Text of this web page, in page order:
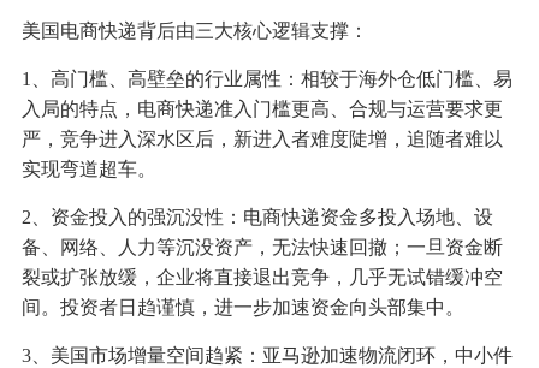
美国电商快递背后由三大核心逻辑支撑：
1、高门槛、高壁垒的行业属性：相较于海外仓低门槛、易
入局的特点，电商快递准入门槛更高、合规与运营要求更
严，竞争进入深水区后，新进入者难度陡增，追随者难以
实现弯道超车。
2、资金投入的强沉没性：电商快递资金多投入场地、设
备、网络、人力等沉没资产，无法快速回撤；一旦资金断
裂或扩张放缓，企业将直接退出竞争，几乎无试错缓冲空
间。投资者日趋谨慎，进一步加速资金向头部集中。
3、美国市场增量空间趋紧：亚马逊加速物流闭环，中小件